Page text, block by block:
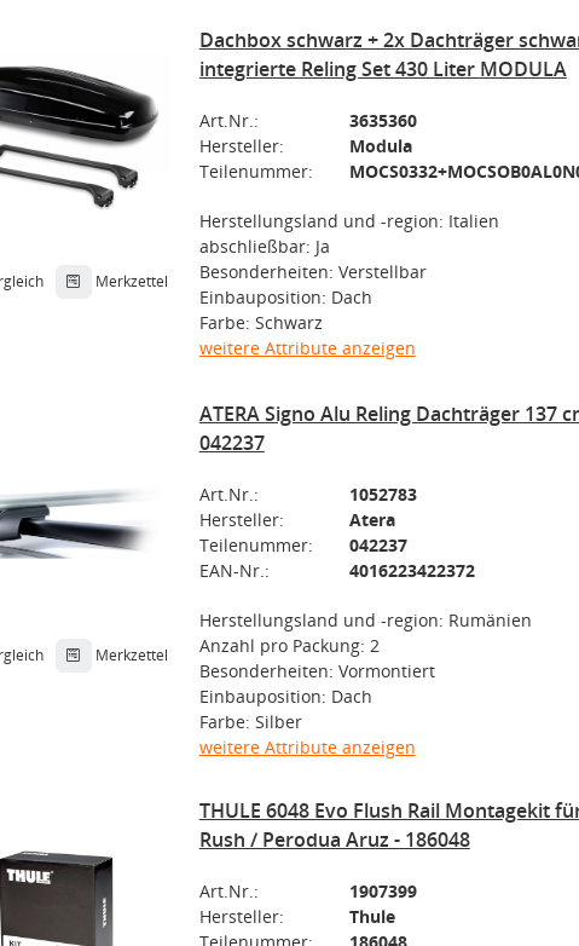
Merkzettel
Dachbox schwarz + 2x Dachträger
integrierte Reling Set 430 Liter MODULA
Art.Nr.:
3635360
Hersteller:
Modula
Teilenummer:
Herstellungsland und -region: Italien
abschließbar: Ja
Besonderheiten: Verstellbar
Einbauposition: Dach
Farbe: Schwarz
weitere Attribute anzeigen
Merkzettel
ATERA Signo Alu Reling Dachträger 137
042237
Art.Nr.:
1052783
Hersteller:
Atera
Teilenummer:
042237
EAN-Nr.:
4016223422372
Herstellungsland und -region: Rumänien
Anzahl pro Packung: 2
Besonderheiten: Vormontiert
Einbauposition: Dach
Farbe: Silber
weitere Attribute anzeigen
THULE 6048 Evo Flush Rail Montagekit
Rush / Perodua Aruz - 186048
Art.Nr.:
1907399
Hersteller:
Thule